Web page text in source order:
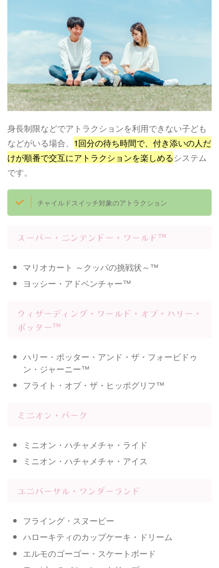
身長制限などでアトラクションを利用できない子ども
などがいる場合、 1回分の待ち時間で、付き添いの人だ
けが順番で交互にアトラクションを楽しめるシステム
です。
チャイルドスイッチ対象のアトラクション
スーパー・ニンテンドー・ワールド™
マリオカート ～クッパの挑戦状～™
ヨッシー・アドベンチャー™
ウィザーディング・ワールド・オブ・ハリー・
ポッター™
ハリー・ポッター・アンド・ザ・フォービドゥ
ン・ジャーニー™
フライト・オブ・ザ・ヒッポグリフ™
ミニオン・パーク
ミニオン・ハチャメチャ・ライド
ミニオン・ハチャメチャ・アイス
ユニバーサル・ワンダーランド
フライング・スヌーピー
ハローキティのカップケーキ・ドリーム
エルモのゴーゴー・スケートボード